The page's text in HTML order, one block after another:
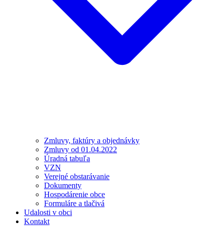
Zmluvy, faktúry a objednávky
Zmluvy od 01.04.2022
Úradná tabuľa
VZN
Verejné obstarávanie
Dokumenty
Hospodárenie obce
Formuláre a tlačivá
Udalosti v obci
Kontakt